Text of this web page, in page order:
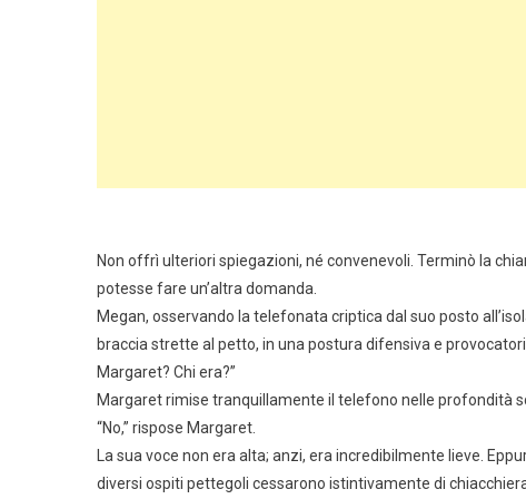
Non offrì ulteriori spiegazioni, né convenevoli. Terminò la
potesse fare un’altra domanda.
Megan, osservando la telefonata criptica dal suo posto
braccia strette al petto, in una postura difensiva e
Margaret? Chi era?”
Margaret rimise tranquillamente il telefono nelle profondità
“No,” rispose Margaret.
La sua voce non era alta; anzi, era incredibilmente lieve.
diversi ospiti pettegoli cessarono istintivamente di